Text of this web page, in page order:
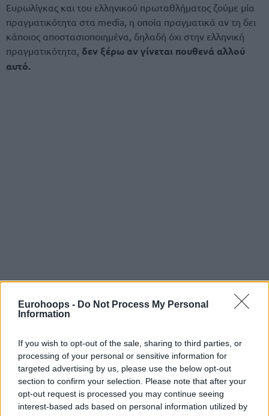
Eurohoops - Do Not Process My Personal
Information
If you wish to opt-out of the sale, sharing to third parties, or
processing of your personal or sensitive information for
targeted advertising by us, please use the below opt-out
section to confirm your selection. Please note that after your
opt-out request is processed you may continue seeing
interest-based ads based on personal information utilized by
Ευρωλίγκας και του ελληνικού πρωταθλήματος ζούμε μία
πραγματικότητα στα media, η οποία πραγματικά αν τη δει
κάποιος αποστασιοποιημένα, δηλαδή όχι στην ελληνική
πραγματικότητα, δεν ξέρω αν γίνεται πουθενά αλλού
αυτό.